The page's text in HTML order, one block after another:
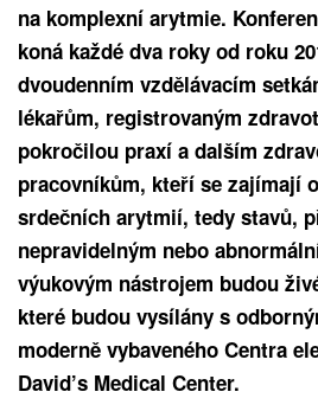
na komplexní arytmie.
koná každé dva roky od roku
dvoudenním vzdělávacím
lékařům, registrovaným
pokročilou praxí a dalším
pracovníkům, kteří se zajímají
srdečních arytmií, tedy stavů,
nepravidelným nebo
výukovým nástrojem budou
které budou vysílány s
moderně vybaveného Centra
David’s Medical Center.